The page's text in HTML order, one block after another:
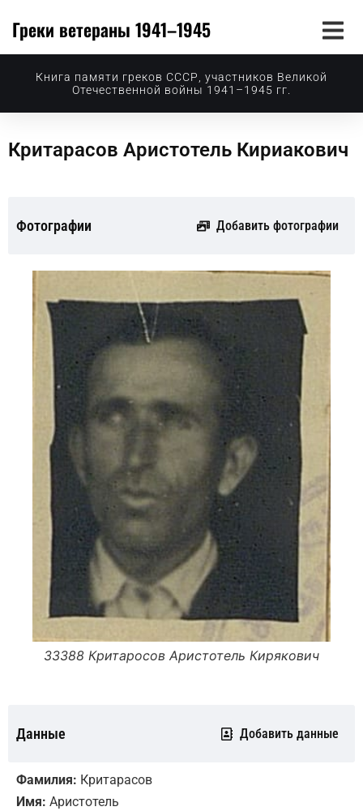
Греки ветераны 1941–1945
Книга памяти греков СССР, участников Великой
Отечественной войны 1941–1945 гг.
Критарасов Аристотель Кириакович
Фотографии Добавить фотографии
33388 Критаросов Аристотель Кирякович
Данные Добавить данные
Фамилия: Критарасов
Имя: Аристотель